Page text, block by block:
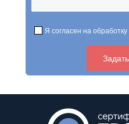
Я согласен на обработку